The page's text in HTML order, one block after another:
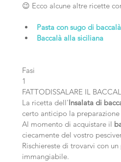
😉 Ecco alcune altre ricette
Pasta con sugo di baccalà
Baccalà alla siciliana
Fasi
1
FATTODISSALARE IL
La ricetta dell'Insalata di
certo anticipo la
Al momento di acquistare il
ciecamente del vostro
Rischiereste di trovarvi con
immangiabile.